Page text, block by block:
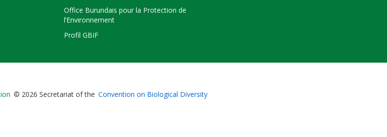
Office Burundais pour la Protection de
l’Environnement
Profil GBIF
Bioland
© 2026 Secretariat of the Convention on Biological Diversity